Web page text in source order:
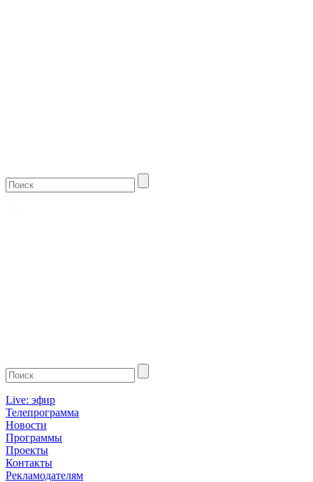
Live: эфир
Телепрограмма
Новости
Программы
Проекты
Контакты
Рекламодателям